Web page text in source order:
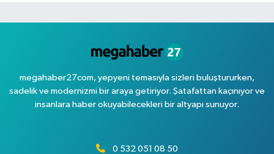
megahaber27com, yepyeni temasıyla sizleri buluştururken,
sadelik ve modernizmi bir araya getiriyor. Şatafattan kaçınıyor ve
insanlara haber okuyabilecekleri bir altyapı sunuyor.
0 532 051 08 50